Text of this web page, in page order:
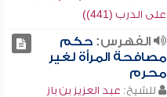
على الدرب (441))
الفهرس:حكم
مصافحة المرأة لغير
محرم
للشيخ: عبد العزيز بن باز